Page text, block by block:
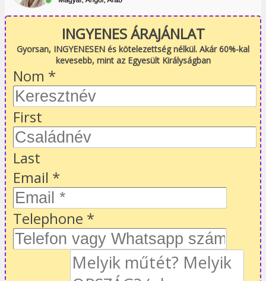
INGYENES ÁRAJÁNLAT
Gyorsan, INGYENESEN és kötelezettség nélkül. Akár 60%-kal
kevesebb, mint az Egyesült Királyságban
Nom *
First
Last
Email *
Telephone *